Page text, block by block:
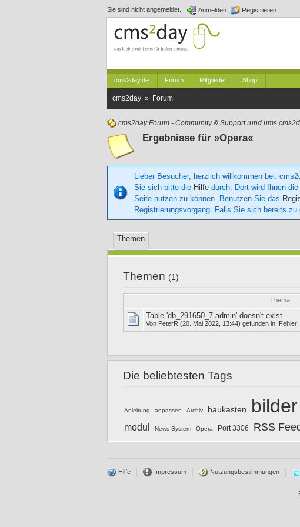
Sie sind nicht angemeldet. Anmelden Registrieren
cms2day.de Forum Mitglieder Shop
cms2day » Forum
cms2day Forum - Community & Support rund ums
Ergebnisse für »Opera«
Lieber Besucher, herzlich willkommen bei:
Sie sich bitte die Hilfe durch. Dort wird Ihnen
Seite nutzen zu können. Benutzen Sie das
Registrierungsvorgang. Falls Sie sich bereits
Themen
Themen (1)
Thema
Table 'db_291650_7.admin' doesn't exist
Von PeterR (20. Mai 2022, 13:44) gefunden in: Fehler
Die beliebtesten Tags
Anleitung anpassen Archiv baukasten bilder
modul News-System Opera Port 3306 RSS
Hilfe Impressum Nutzungsbestimmungen